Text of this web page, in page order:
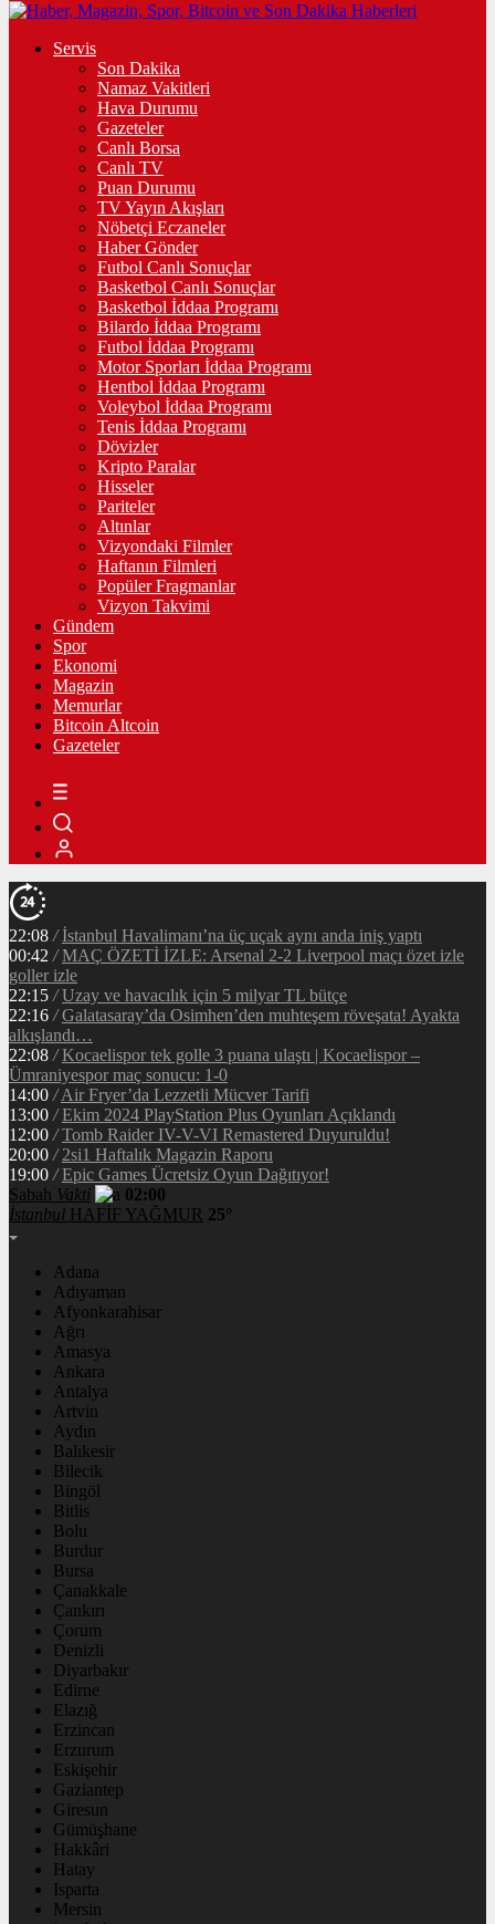
Servis
Son Dakika
Namaz Vakitleri
Hava Durumu
Gazeteler
Canlı Borsa
Canlı TV
Puan Durumu
TV Yayın Akışları
Nöbetçi Eczaneler
Haber Gönder
Futbol Canlı Sonuçlar
Basketbol Canlı Sonuçlar
Basketbol İddaa Programı
Bilardo İddaa Programı
Futbol İddaa Programı
Motor Sporları İddaa Programı
Hentbol İddaa Programı
Voleybol İddaa Programı
Tenis İddaa Programı
Dövizler
Kripto Paralar
Hisseler
Pariteler
Altınlar
Vizyondaki Filmler
Haftanın Filmleri
Popüler Fragmanlar
Vizyon Takvimi
Gündem
Spor
Ekonomi
Magazin
Memurlar
Bitcoin Altcoin
Gazeteler
22:08 / İstanbul Havalimanı’na üç uçak aynı anda iniş yaptı
00:42 / MAÇ ÖZETİ İZLE: Arsenal 2-2 Liverpool maçı özet izle
goller izle
22:15 / Uzay ve havacılık için 5 milyar TL bütçe
22:16 / Galatasaray’da Osimhen’den muhteşem röveşata! Ayakta
alkışlandı…
22:08 / Kocaelispor tek golle 3 puana ulaştı | Kocaelispor –
Ümraniyespor maç sonucu: 1-0
14:00 / Air Fryer’da Lezzetli Mücver Tarifi
13:00 / Ekim 2024 PlayStation Plus Oyunları Açıklandı
12:00 / Tomb Raider IV-V-VI Remastered Duyuruldu!
20:00 / 2si1 Haftalık Magazin Raporu
19:00 / Epic Games Ücretsiz Oyun Dağıtıyor!
Sabah Vakti
02:00
İstanbul HAFİF YAĞMUR 25°
Adana
Adıyaman
Afyonkarahisar
Ağrı
Amasya
Ankara
Antalya
Artvin
Aydın
Balıkesir
Bilecik
Bingöl
Bitlis
Bolu
Burdur
Bursa
Çanakkale
Çankırı
Çorum
Denizli
Diyarbakır
Edirne
Elazığ
Erzincan
Erzurum
Eskişehir
Gaziantep
Giresun
Gümüşhane
Hakkâri
Hatay
Isparta
Mersin